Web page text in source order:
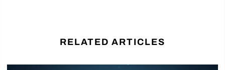
RELATED ARTICLES